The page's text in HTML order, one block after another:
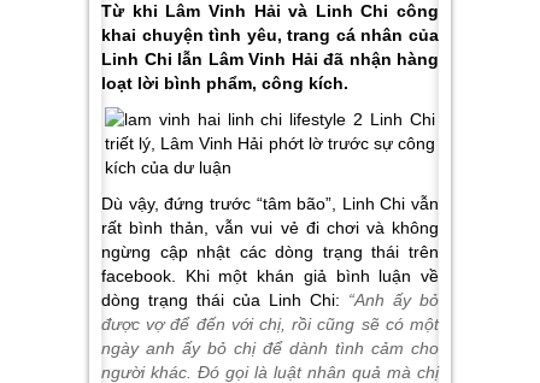
Từ khi Lâm Vinh Hải và Linh Chi công
khai chuyện tình yêu, trang cá nhân của
Linh Chi lẫn Lâm Vinh Hải đã nhận hàng
loạt lời bình phẩm, công kích.
Dù vậy, đứng trước “tâm bão”, Linh Chi vẫn
rất bình thản, vẫn vui vẻ đi chơi và không
ngừng cập nhật các dòng trạng thái trên
facebook. Khi một khán giả bình luận về
dòng trạng thái của Linh Chi: “Anh ấy bỏ
được vợ để đến với chị, rồi cũng sẽ có một
ngày anh ấy bỏ chị để dành tình cảm cho
người khác. Đó gọi là luật nhân quả mà chị